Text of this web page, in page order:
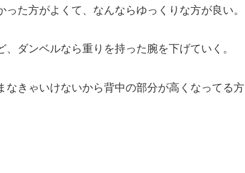
た方がよくて、なんならゆっくりな方が良い。
ダンベルなら重りを持った腕を下げていく。
きゃいけないから背中の部分が高くなってる方